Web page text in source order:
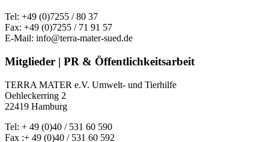
Tel: +49 (0)7255 / 80 37
Fax: +49 (0)7255 / 71 91 57
E-Mail: info@terra-mater-sued.de
Mitglieder | PR & Öffentlichkeitsarbeit
TERRA MATER e.V. Umwelt- und Tierhilfe
Oehleckerring 2
22419 Hamburg
Tel: + 49 (0)40 / 531 60 590
Fax :+ 49 (0)40 / 531 60 592